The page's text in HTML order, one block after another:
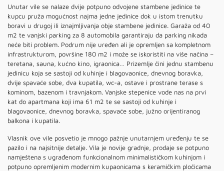
Unutar vile se nalaze dvije potpuno odvojene stambene jedinice te
kupcu pruža mogućnost najma jedne jedinice dok u istom trenutku
boravi u drugoj ili iznajmljivanja obje stambene jedinice. Garaža od 40
m2 te vanjski parking za 8 automobila garantiraju da parking nikada
neće biti problem. Podrum nije uređen ali je opremljen sa kompletnom
infrastrukturom, površine 180 m2 i može se iskoristiti na više načina –
teretana, sauna, kućno kino, igraonica… Prizemlje čini jednu stambenu
jedinicu koja se sastoji od kuhinje i blagovaonice, dnevnog boravka,
dvije spavaće sobe, dva kupatila, wc-a, ostave i prostrane terase s
kominom, bazenom i travnjakom. Vanjske stepenice vode nas na prvi
kat do apartmana koji ima 61 m2 te se sastoji od kuhinje i
blagovaonice, dnevnog boravka, spavaće sobe, južno orijentiranog
balkona i kupatila.
Vlasnik ove vile posvetio je mnogo pažnje unutarnjem uređenju te se
pazilo i na najsitnije detalje. Vila je novije gradnje, prodaje se potpuno
namještena s ugrađenom funkcionalnom minimalističkom kuhinjom i
potpuno opremljenim modernim kupaonicama s keramičkim pločicama